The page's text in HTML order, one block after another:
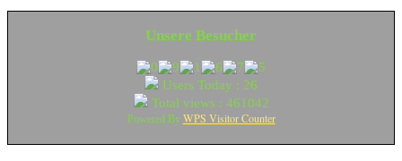
Unsere Besucher
Users Today : 26
Total views : 461042
Powered By WPS Visitor Counter